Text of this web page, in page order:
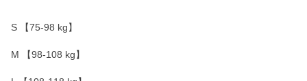
S 【75-98 kg】
M 【98-108 kg】